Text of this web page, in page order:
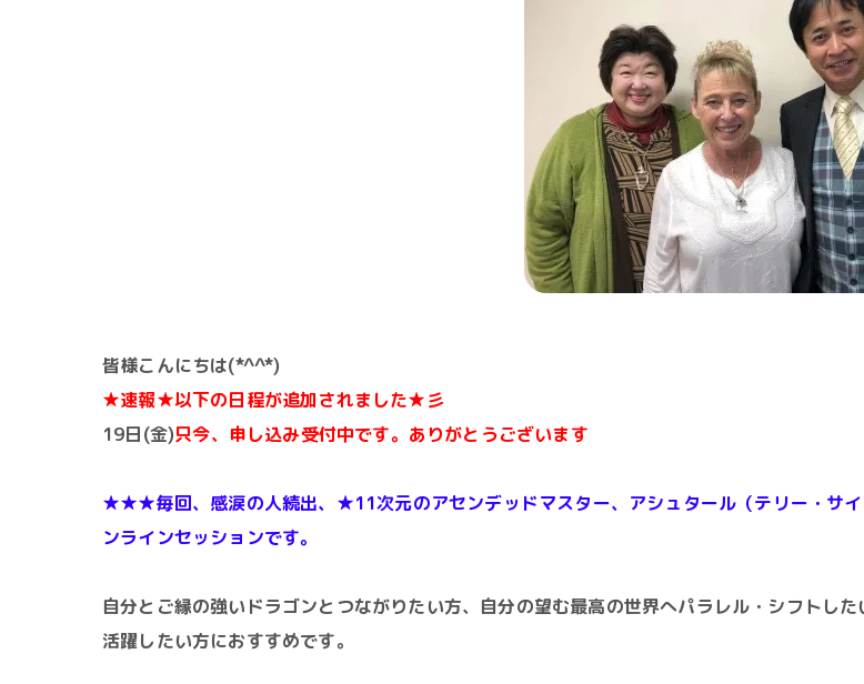
皆様こんにちは(*^^*)
★速報★以下の日程が追加されました★彡
19日(金)只今、申し込み受付中です。ありがとうございます
★★★毎回、感涙の人続出、★11次元のアセンデッドマスター、アシュタール（テリー・サ
ンラインセッションです。
自分とご縁の強いドラゴンとつながりたい方、自分の望む最高の世界へパラレル・シフトし
活躍したい方におすすめです。